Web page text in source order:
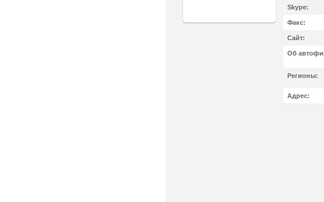
Skype:
Факс:
Сайт:
Об
Регионы:
Адрес: